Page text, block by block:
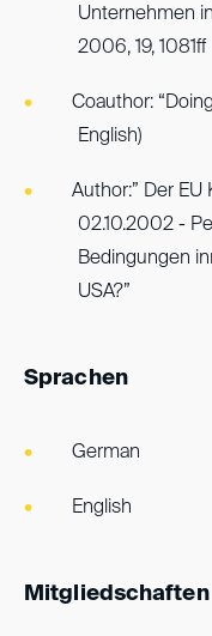
Unternehmen
2006, 19, 1081ff
Coauthor:
English)
Author:” Der
02.10.2002 -
Bedingungen
USA?”
Sprachen
German
English
Mitgliedschaften